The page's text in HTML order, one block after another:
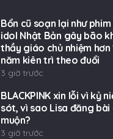
Bổn cũ soạn lại như
idol Nhật Bản gây bão
thầy giáo chủ nhiệm hơn
năm kiên trì theo đuổi
3 giờ trước
BLACKPINK xin lỗi vì kỷ
sót, vì sao Lisa đăng bài
muộn?
3 giờ trước